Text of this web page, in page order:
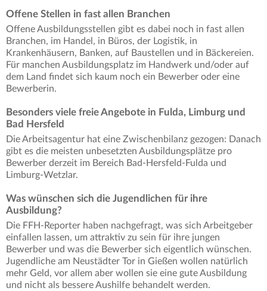
Offene Stellen in fast allen Branchen
Offene Ausbildungsstellen gibt es dabei noch in fast allen
Branchen, im Handel, in Büros, der Logistik, in
Krankenhäusern, Banken, auf Baustellen und in Bäckereien.
Für manchen Ausbildungsplatz im Handwerk und/oder auf
dem Land findet sich kaum noch ein Bewerber oder eine
Bewerberin.
Besonders viele freie Angebote in Fulda, Limburg und
Bad Hersfeld
Die Arbeitsagentur hat eine Zwischenbilanz gezogen: Danach
gibt es die meisten unbesetzten Ausbildungsplätze pro
Bewerber derzeit im Bereich Bad-Hersfeld-Fulda und
Limburg-Wetzlar.
Was wünschen sich die Jugendlichen für ihre
Ausbildung?
Die FFH-Reporter haben nachgefragt, was sich Arbeitgeber
einfallen lassen, um attraktiv zu sein für ihre jungen
Bewerber und was die Bewerber sich eigentlich wünschen.
Jugendliche am Neustädter Tor in Gießen wollen natürlich
mehr Geld, vor allem aber wollen sie eine gute Ausbildung
und nicht als bessere Aushilfe behandelt werden.